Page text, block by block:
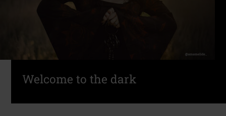
Welcome to the dark